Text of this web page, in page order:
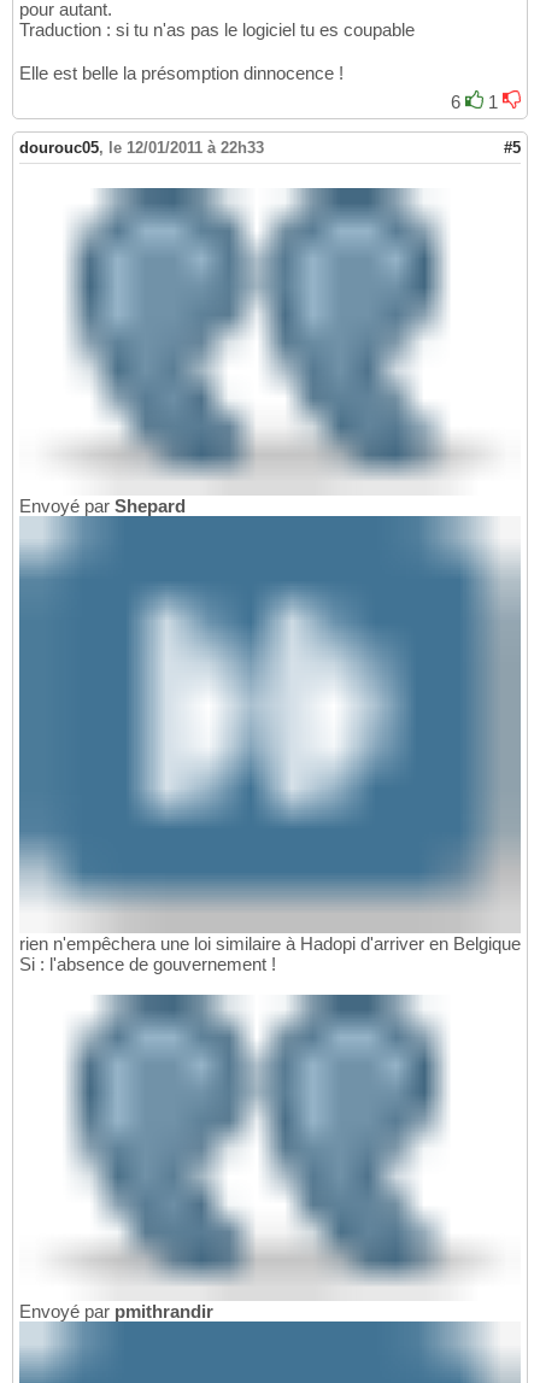
pour autant.
Traduction : si tu n'as pas le logiciel tu es coupable
Elle est belle la présomption dinnocence !
6
1
dourouc05, le 12/01/2011 à 22h33 #5
Envoyé par Shepard
rien n'empêchera une loi similaire à Hadopi d'arriver en Belgique
Si : l'absence de gouvernement !
Envoyé par pmithrandir